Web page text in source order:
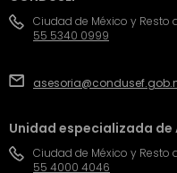
Ciudad de México y Resto
55 5340 0999
Unidad especializada de
Ciudad de México y Resto
55 4000 4046